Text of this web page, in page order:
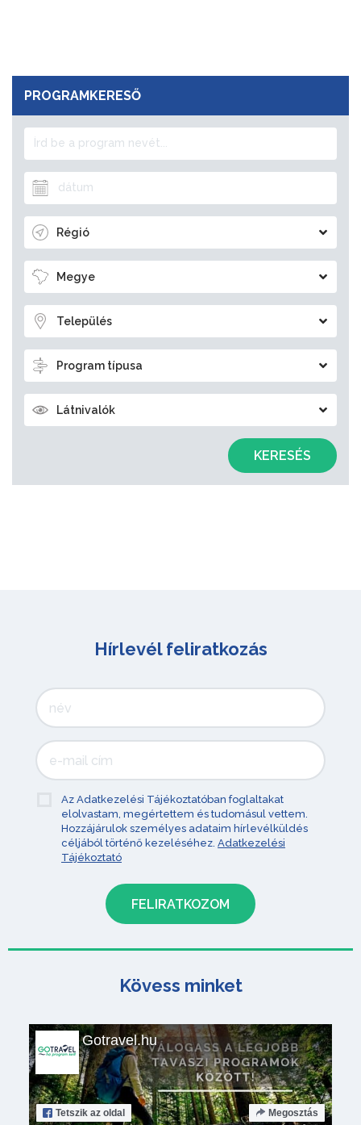
PROGRAMKERESŐ
Régió
Megye
Település
Program típusa
Látnivalók
KERESÉS
Hírlevél feliratkozás
Az Adatkezelési Tájékoztatóban foglaltakat
elolvastam, megértettem és tudomásul vettem.
Hozzájárulok személyes adataim hírlevélküldés
céljából történő kezeléséhez. Adatkezelési
Tájékoztató
Kövess minket
Gotravel.hu
Tetszik az oldal Megosztás